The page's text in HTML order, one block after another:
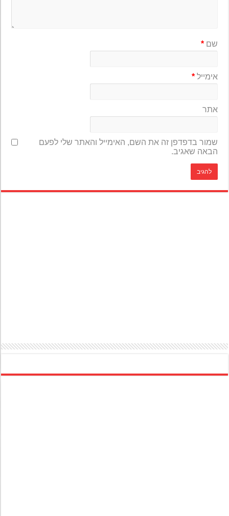
שם*
אימייל*
אתר
שמור בדפדפן זה את השם, האימייל והאתר שלי לפעם
הבאה שאגיב.